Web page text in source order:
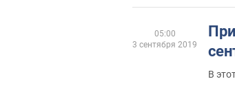
В
05:00
3 сентября 2019